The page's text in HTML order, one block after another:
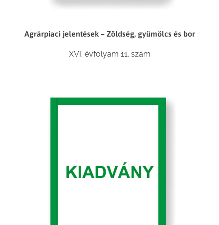
Agrárpiaci jelentések – Zöldség, gyümölcs és bor
XVI. évfolyam 11. szám